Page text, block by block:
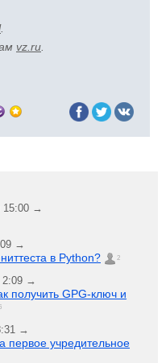
.
vz.ru
15:00 →
→
в Python? 2
2:09 →
получить GPG-ключ и
→
учредительное